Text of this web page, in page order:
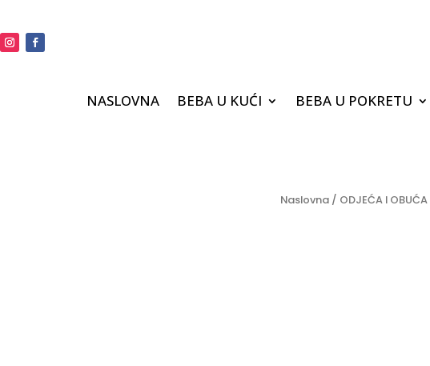
NASLOVNA BEBA U KUĆI BEBA U POKRETU
Naslovna / ODJEĆA I OBUĆA